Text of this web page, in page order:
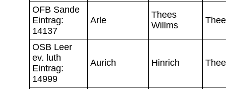
OFB Sande
Eintrag:
14137
Arle
Thees
Willms
OSB Leer
ev. luth
Eintrag:
14999
Aurich Hinrich